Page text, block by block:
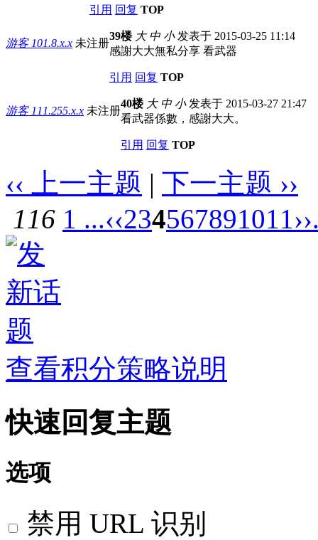
引用 回复 TOP
游客 101.8.x.x 未注册
39楼 大 中 小发表于 2015-03-25 11:14
感謝大大無私分享 看武器
引用 回复 TOP
游客 111.255.x.x 未注册
40楼 大 中 小发表于 2015-03-27 21:47
看武器係數，感謝大大。
引用 回复 TOP
‹‹ 上一主题 | 下一主题 ››
116 1 ...‹‹234567891011››
查看积分策略说明
快速回复主题
选项
禁用 URL 识别